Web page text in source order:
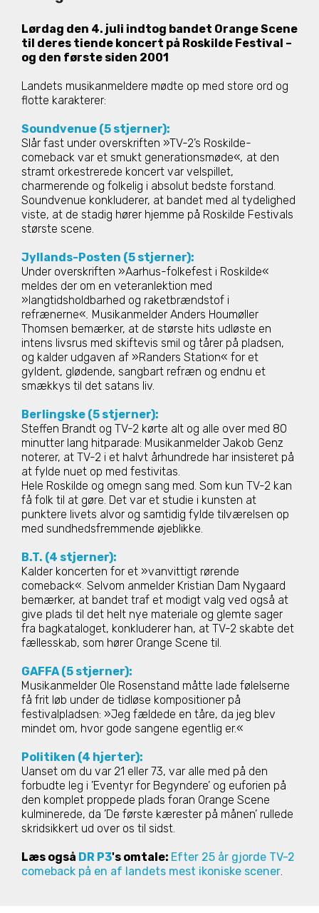
Lørdag den 4. juli indtog bandet Orange Scene
til deres tiende koncert på Roskilde Festival –
og den første siden 2001
Landets musikanmeldere mødte op med store ord og
flotte karakterer:
Soundvenue (5 stjerner):
Slår fast under overskriften »TV-2’s Roskilde-
comeback var et smukt generationsmøde«, at den
stramt orkestrerede koncert var velspillet,
charmerende og folkelig i absolut bedste forstand.
Soundvenue konkluderer, at bandet med al tydelighed
viste, at de stadig hører hjemme på Roskilde Festivals
største scene.
Jyllands-Posten (5 stjerner):
Under overskriften »Aarhus-folkefest i Roskilde«
meldes der om en veteranlektion med
»langtidsholdbarhed og raketbrændstof i
refrænerne«. Musikanmelder Anders Houmøller
Thomsen bemærker, at de største hits udløste en
intens livsrus med skiftevis smil og tårer på pladsen,
og kalder udgaven af »Randers Station« for et
gyldent, glødende, sangbart refræn og endnu et
smækkys til det satans liv.
Berlingske (5 stjerner):
Steffen Brandt og TV-2 kørte alt og alle over med 80
minutter lang hitparade: Musikanmelder Jakob Genz
noterer, at TV-2 i et halvt århundrede har insisteret på
at fylde nuet op med festivitas.
Hele Roskilde og omegn sang med. Som kun TV-2 kan
få folk til at gøre. Det var et studie i kunsten at
punktere livets alvor og samtidig fylde tilværelsen op
med sundhedsfremmende øjeblikke.
B.T. (4 stjerner):
Kalder koncerten for et »vanvittigt rørende
comeback«. Selvom anmelder Kristian Dam Nygaard
bemærker, at bandet traf et modigt valg ved også at
give plads til det helt nye materiale og glemte sager
fra bagkataloget, konkluderer han, at TV-2 skabte det
fællesskab, som hører Orange Scene til.
GAFFA (5 stjerner):
Musikanmelder Ole Rosenstand måtte lade følelserne
få frit løb under de tidløse kompositioner på
festivalpladsen: »Jeg fældede en tåre, da jeg blev
mindet om, hvor gode sangene egentlig er.«
Politiken (4 hjerter):
Uanset om du var 21 eller 73, var alle med på den
forbudte leg i ’Eventyr for Begyndere’ og euforien på
den komplet proppede plads foran Orange Scene
kulminerede, da ’De første kærester på månen’ rullede
skridsikkert ud over os til sidst.
Læs også DR P3's omtale: Efter 25 år gjorde TV-2
comeback på en af landets mest ikoniske scener.